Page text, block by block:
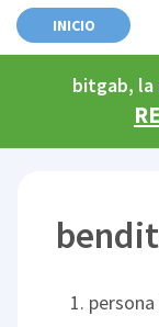
INICIO
bitgab, la
persona